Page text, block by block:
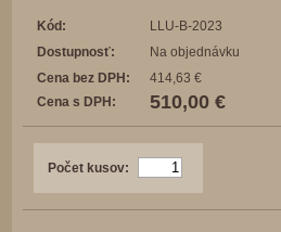
Kód:
LLU-B-2023
Dostupnosť:
Na objednávku
Cena bez DPH:
414,63 €
Cena s DPH:
510,00 €
Počet kusov: